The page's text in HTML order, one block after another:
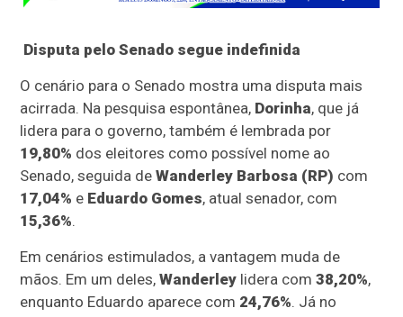
Disputa pelo Senado segue indefinida
O cenário para o Senado mostra uma disputa mais
acirrada. Na pesquisa espontânea, Dorinha, que já
lidera para o governo, também é lembrada por
19,80% dos eleitores como possível nome ao
Senado, seguida deWanderley Barbosa (RP) com
17,04% e Eduardo Gomes, atual senador, com
15,36%.
Em cenários estimulados, a vantagem muda de
mãos. Em um deles,Wanderley lidera com38,20%,
enquanto Eduardo aparece com 24,76%. Já no